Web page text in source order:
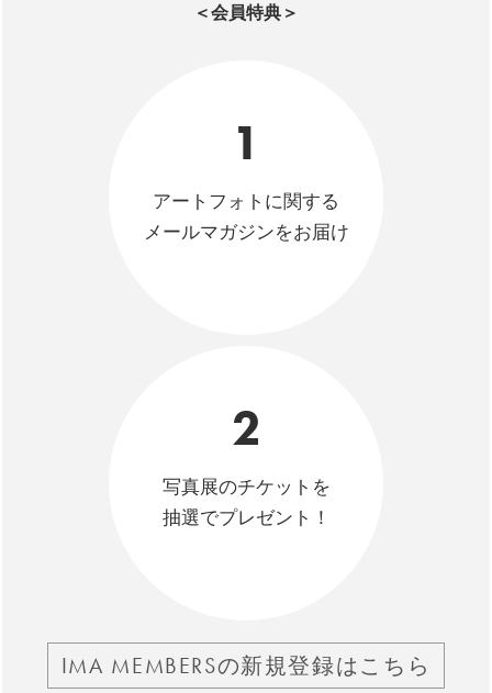
＜会員特典＞
1
アートフォトに関する
メールマガジンをお届け
2
写真展のチケットを
抽選でプレゼント！
IMA MEMBERSの新規登録はこちら